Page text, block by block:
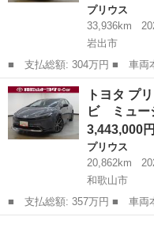
プリウス
33,936km
岩出市
■ 支払総額: 304万円 ■ 車両本体価格： 2,915,000 円 ■ メーカー
名： トヨタ ■ 車種名： プ
グセレクション・ブラック
ミュージッ...
和歌山 岩出市 プリウス
トヨタ プ
ビ ミュー
3,443,000円
プリウス
20,862km
和歌山市
■ 支払総額: 357万円 ■ 車両本体価格： 3,443,000 円 ■ メーカー
名： トヨタ ■ 車種名： プ